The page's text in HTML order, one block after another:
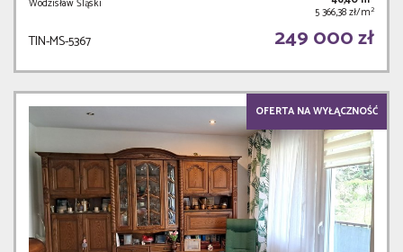
Wodzisław Śląski
5 366,38 zł/m2
TIN-MS-5367 249 000 zł
OFERTA NA WYŁĄCZNOŚĆ